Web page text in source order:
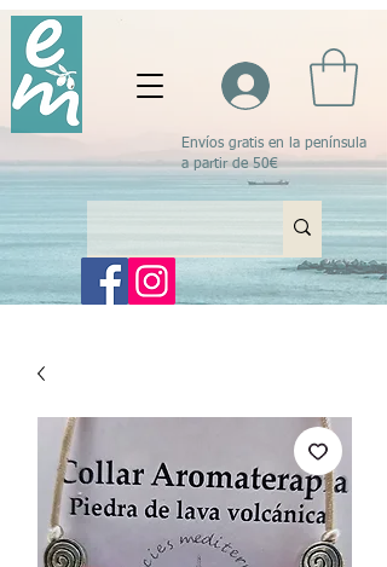
Envíos gratis en la península
a partir de 50€